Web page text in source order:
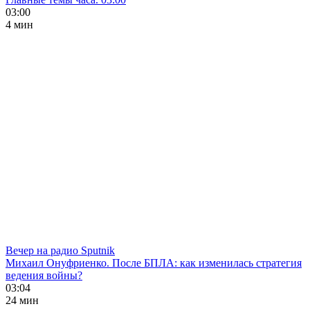
03:00
4 мин
Вечер на радио Sputnik
Михаил Онуфриенко. После БПЛА: как изменилась стратегия
ведения войны?
03:04
24 мин